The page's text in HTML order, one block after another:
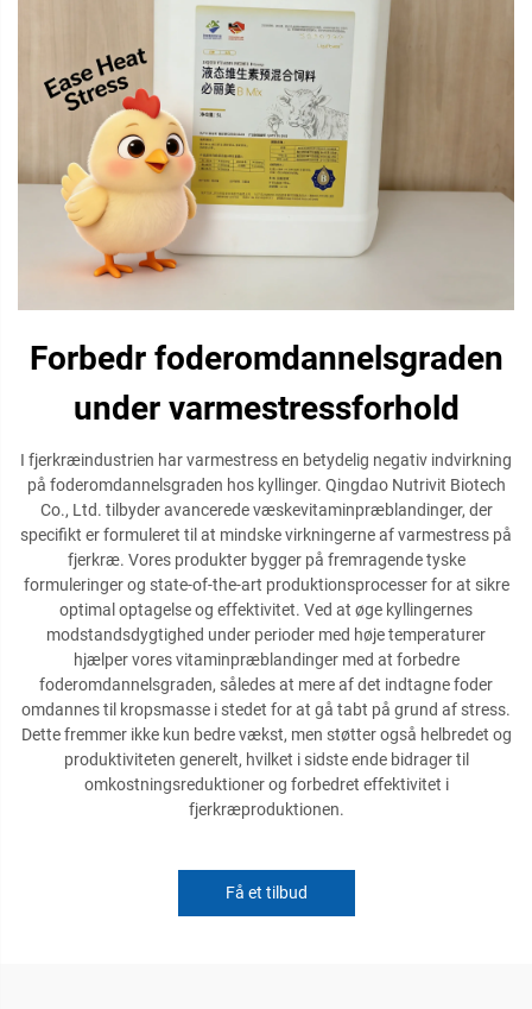
Forbedr foderomdannelsgraden
under varmestressforhold
I fjerkræindustrien har varmestress en betydelig negativ indvirkning
på foderomdannelsgraden hos kyllinger. Qingdao Nutrivit Biotech
Co., Ltd. tilbyder avancerede væskevitaminpræblandinger, der
specifikt er formuleret til at mindske virkningerne af varmestress på
fjerkræ. Vores produkter bygger på fremragende tyske
formuleringer og state-of-the-art produktionsprocesser for at sikre
optimal optagelse og effektivitet. Ved at øge kyllingernes
modstandsdygtighed under perioder med høje temperaturer
hjælper vores vitaminpræblandinger med at forbedre
foderomdannelsgraden, således at mere af det indtagne foder
omdannes til kropsmasse i stedet for at gå tabt på grund af stress.
Dette fremmer ikke kun bedre vækst, men støtter også helbredet og
produktiviteten generelt, hvilket i sidste ende bidrager til
omkostningsreduktioner og forbedret effektivitet i
fjerkræproduktionen.
Få et tilbud